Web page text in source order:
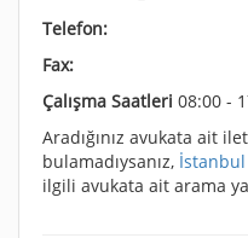
Telefon:
Fax:
Çalışma Saatleri 08:00 -
Aradığınız avukata ait
bulamadıysanız, İstanbul
ilgili avukata ait arama